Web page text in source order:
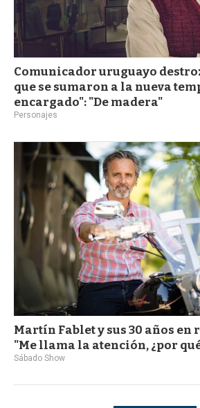
Comunicador uruguayo
que se sumaron a la nueva
encargado": "De madera"
Personajes
Martín Fablet y sus 30 años en
"Me llama la atención, ¿por
Sábado Show